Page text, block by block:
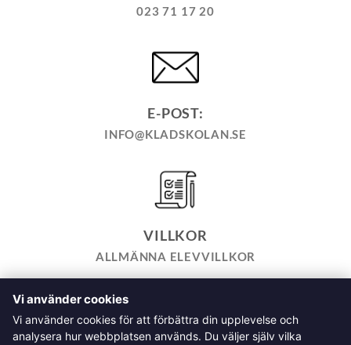
023 71 17 20
E-POST:
INFO@KLADSKOLAN.SE
VILLKOR
ALLMÄNNA ELEVVILLKOR
TILL KASSAN VARUKORG
HEMSIDEPOLICY
COOKIEPOLICY
INTEGRITETSPOLICY
Vi använder cookies
Vi använder cookies för att förbättra din upplevelse och
analysera hur webbplatsen används. Du väljer själv vilka